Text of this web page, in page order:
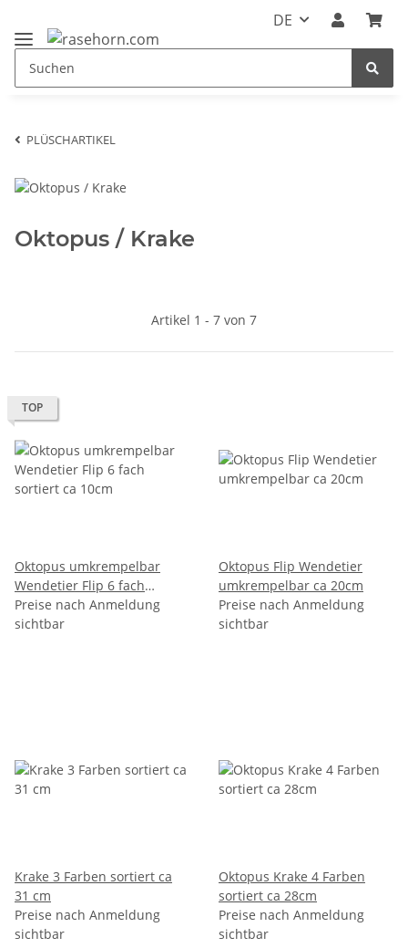
DE
PLÜSCHARTIKEL
Oktopus / Krake
Artikel 1 - 7 von 7
TOP
Oktopus umkrempelbar
Wendetier Flip 6 fach
sortiert ca 10cm
Preise nach Anmeldung
sichtbar
Oktopus Flip Wendetier
umkrempelbar ca 20cm
Preise nach Anmeldung
sichtbar
Krake 3 Farben sortiert ca
31 cm
Preise nach Anmeldung
sichtbar
Oktopus Krake 4 Farben
sortiert ca 28cm
Preise nach Anmeldung
sichtbar